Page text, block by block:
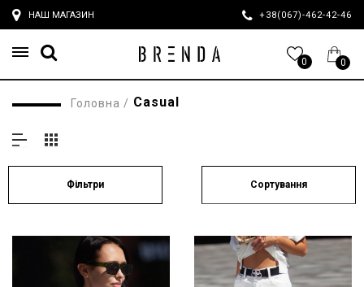
НАШ МАГАЗИН +38(067)-462-42-46
0 0
Головна / Casual
Фільтри Сортування